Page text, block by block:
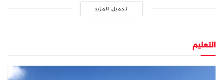
تحميل المزيد
التعليم